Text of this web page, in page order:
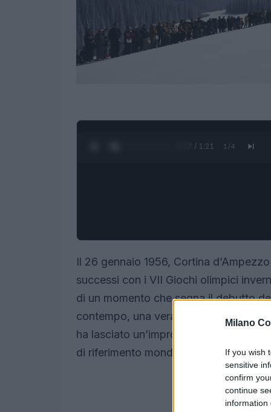
Milano
If you wish
sensitive
confirm
continue
information
0:28 / 1:21 1 /4
Il 26 gennaio 1956, Cortina
successi con i VII Giochi olimpici
di un momento che segna il debutto
contempo, una vera e propria
ha lasciato un’impronta profonda
di riferimento mondiale per gli sport